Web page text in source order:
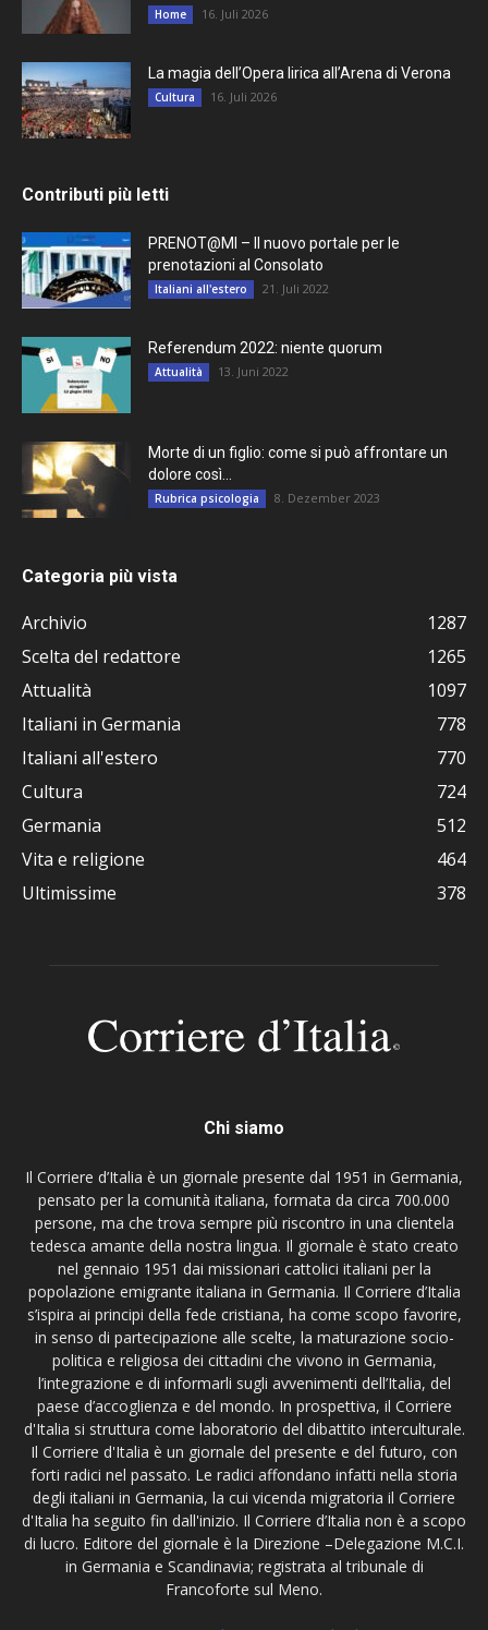
Home 16. Juli 2026
La magia dell’Opera lirica all’Arena di Verona
Cultura 16. Juli 2026
Contributi più letti
PRENOT@MI – Il nuovo portale per le
prenotazioni al Consolato
Italiani all'estero 21. Juli 2022
Referendum 2022: niente quorum
Attualità 13. Juni 2022
Morte di un figlio: come si può affrontare un
dolore così...
Rubrica psicologia 8. Dezember 2023
Categoria più vista
Archivio
1287
Scelta del redattore
1265
Attualità
1097
Italiani in Germania
778
Italiani all'estero
770
Cultura
724
Germania
512
Vita e religione
464
Ultimissime
378
Chi siamo
Il Corriere d’Italia è un giornale presente dal 1951 in Germania,
pensato per la comunità italiana, formata da circa 700.000
persone, ma che trova sempre più riscontro in una clientela
tedesca amante della nostra lingua. Il giornale è stato creato
nel gennaio 1951 dai missionari cattolici italiani per la
popolazione emigrante italiana in Germania. Il Corriere d’Italia
s’ispira ai principi della fede cristiana, ha come scopo favorire,
in senso di partecipazione alle scelte, la maturazione socio-
politica e religiosa dei cittadini che vivono in Germania,
l’integrazione e di informarli sugli avvenimenti dell’Italia, del
paese d’accoglienza e del mondo. In prospettiva, il Corriere
d'Italia si struttura come laboratorio del dibattito interculturale.
Il Corriere d'Italia è un giornale del presente e del futuro, con
forti radici nel passato. Le radici affondano infatti nella storia
degli italiani in Germania, la cui vicenda migratoria il Corriere
d'Italia ha seguito fin dall'inizio. Il Corriere d’Italia non è a scopo
di lucro. Editore del giornale è la Direzione –Delegazione M.C.I.
in Germania e Scandinavia; registrata al tribunale di
Francoforte sul Meno.